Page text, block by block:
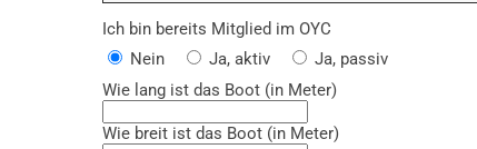
Ich bin bereits Mitglied im OYC
Nein
Ja, aktiv
Ja, passiv
Wie lang ist das Boot (in Meter)
Wie breit ist das Boot (in Meter)